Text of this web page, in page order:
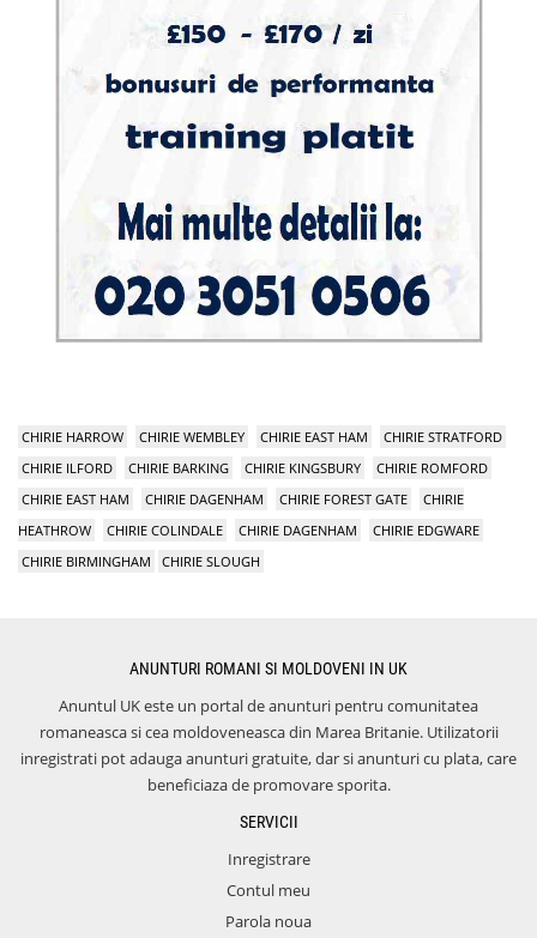
CHIRIE HARROW CHIRIE WEMBLEY CHIRIE EAST HAM
CHIRIE STRATFORD
CHIRIE ILFORD
CHIRIE BARKING CHIRIE KINGSBURY
CHIRIE ROMFORD
CHIRIE EAST HAM
CHIRIE DAGENHAM CHIRIE FOREST GATE
CHIRIE
HEATHROW
CHIRIE COLINDALE CHIRIE DAGENHAM
CHIRIE EDGWARE
CHIRIE BIRMINGHAM
CHIRIE SLOUGH
ANUNTURI ROMANI SI MOLDOVENI IN UK
Anuntul UK este un portal de anunturi pentru comunitatea
romaneasca si cea moldoveneasca din Marea Britanie. Utilizatorii
inregistrati pot adauga anunturi gratuite, dar si anunturi cu plata, care
beneficiaza de promovare sporita.
SERVICII
Inregistrare
Contul meu
Parola noua